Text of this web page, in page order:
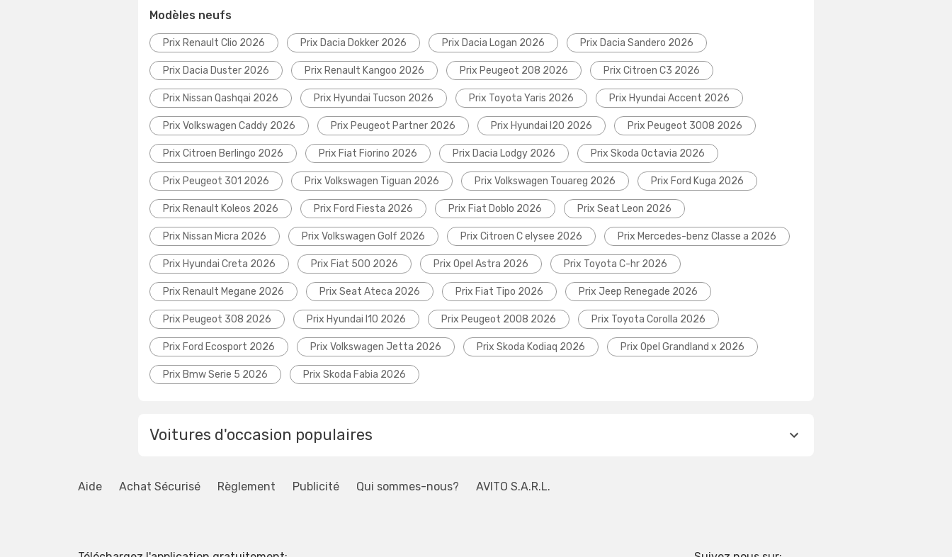
Modèles neufs
Prix Renault Clio 2026 Prix Dacia Dokker 2026 Prix Dacia Logan 2026 Prix Dacia Sandero 2026
Prix Dacia Duster 2026 Prix Renault Kangoo 2026 Prix Peugeot 208 2026 Prix Citroen C3 2026
Prix Nissan Qashqai 2026 Prix Hyundai Tucson 2026 Prix Toyota Yaris 2026 Prix Hyundai Accent 2026
Prix Volkswagen Caddy 2026 Prix Peugeot Partner 2026 Prix Hyundai I20 2026 Prix Peugeot 3008 2026
Prix Citroen Berlingo 2026 Prix Fiat Fiorino 2026 Prix Dacia Lodgy 2026 Prix Skoda Octavia 2026
Prix Peugeot 301 2026 Prix Volkswagen Tiguan 2026 Prix Volkswagen Touareg 2026 Prix Ford Kuga 2026
Prix Renault Koleos 2026 Prix Ford Fiesta 2026 Prix Fiat Doblo 2026 Prix Seat Leon 2026
Prix Nissan Micra 2026 Prix Volkswagen Golf 2026 Prix Citroen C elysee 2026 Prix Mercedes-benz Classe a 2026
Prix Hyundai Creta 2026 Prix Fiat 500 2026 Prix Opel Astra 2026 Prix Toyota C-hr 2026
Prix Renault Megane 2026 Prix Seat Ateca 2026 Prix Fiat Tipo 2026 Prix Jeep Renegade 2026
Prix Peugeot 308 2026 Prix Hyundai I10 2026 Prix Peugeot 2008 2026 Prix Toyota Corolla 2026
Prix Ford Ecosport 2026 Prix Volkswagen Jetta 2026 Prix Skoda Kodiaq 2026 Prix Opel Grandland x 2026
Prix Bmw Serie 5 2026 Prix Skoda Fabia 2026
Voitures d'occasion populaires
Aide Achat Sécurisé Règlement Publicité Qui sommes-nous? AVITO S.A.R.L.